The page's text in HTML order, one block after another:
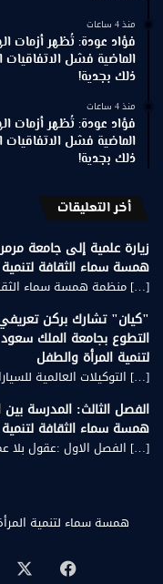
منذ 4 ساعات
فؤاد عودة: تُظهر أزمات
الماضية فشل
ذلك بجدية!
منذ 4 ساعات
فؤاد عودة: تُظهر أزمات
الماضية فشل
ذلك بجدية!
أخر التعليقات
همسة سماء الثقافة
[…] منظمة همسة سماء
"كيان" تشارك بركن
التطوع بجامعة الملك
لتنمية المرأة والطفل
[…] التوكيلات العالمية
الفصل الثالث: المدرسة
همسة سماء الثقافة
[…] الفصل الاول :عقول بلا
همسة سماء لتنمية
فيسبوك